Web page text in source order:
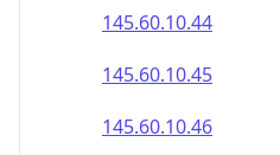
145.60.10.44
145.60.10.45
145.60.10.46